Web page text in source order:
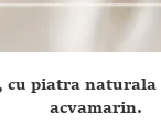
cu piatra naturala
acvamarin.